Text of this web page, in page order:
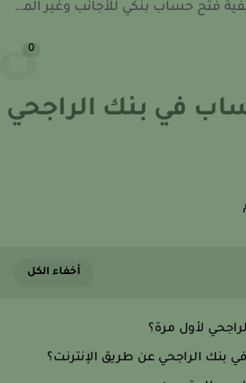
كيفية فتح حساب بنكي للأجانب وغير المقيمين في تونس
في بنك الراجحي
لأول مرة؟
الراجحي عن طريق الإنترنت؟